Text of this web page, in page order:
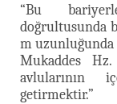
“Bu
doğrultusunda
m uzunluğunda
Mukaddes
avlularının
getirmektir.”